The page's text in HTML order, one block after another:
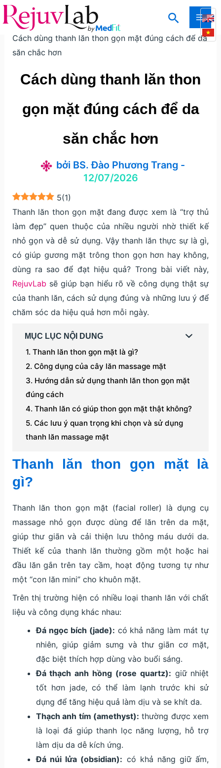
Nhảy
tới
dung
Tìm
kiếm
Trang chủ Kiến thức
Kiến thức thẩm mỹ da
Cách dùng thanh lăn thon gọn mặt đúng cách để da
săn chắc hơn
Cách dùng thanh lăn thon
gọn mặt đúng cách để da
săn chắc hơn
bởi BS. Đào Phương Trang -
12/07/2026
5(1)
Thanh lăn thon gọn mặt đang được xem là “trợ thủ
làm đẹp” quen thuộc của nhiều người nhờ thiết kế
nhỏ gọn và dễ sử dụng. Vậy thanh lăn thực sự là gì,
có giúp gương mặt trông thon gọn hơn hay không,
dùng ra sao để đạt hiệu quả? Trong bài viết này,
RejuvLab sẽ giúp bạn hiểu rõ về công dụng thật sự
của thanh lăn, cách sử dụng đúng và những lưu ý để
chăm sóc da hiệu quả hơn mỗi ngày.
MỤC LỤC NỘI DUNG
Thanh lăn thon gọn mặt là gì?
Công dụng của cây lăn massage mặt
Hướng dẫn sử dụng thanh lăn thon gọn mặt
đúng cách
Thanh lăn có giúp thon gọn mặt thật không?
Các lưu ý quan trọng khi chọn và sử dụng
thanh lăn massage mặt
Thanh lăn thon gọn mặt là
gì?
Thanh lăn thon gọn mặt (facial roller) là dụng cụ
massage nhỏ gọn được dùng để lăn trên da mặt,
giúp thư giãn và cải thiện lưu thông máu dưới da.
Thiết kế của thanh lăn thường gồm một hoặc hai
đầu lăn gắn trên tay cầm, hoạt động tương tự như
một “con lăn mini” cho khuôn mặt.
Trên thị trường hiện có nhiều loại thanh lăn với chất
liệu và công dụng khác nhau:
Đá ngọc bích (jade): có khả năng làm mát tự
nhiên, giúp giảm sưng và thư giãn cơ mặt,
đặc biệt thích hợp dùng vào buổi sáng.
Đá thạch anh hồng (rose quartz): giữ nhiệt
tốt hơn jade, có thể làm lạnh trước khi sử
dụng để tăng hiệu quả làm dịu và se khít da.
Thạch anh tím (amethyst): thường được xem
là loại đá giúp thanh lọc năng lượng, hỗ trợ
làm dịu da dễ kích ứng.
Đá núi lửa (obsidian): có khả năng giữ ấm,